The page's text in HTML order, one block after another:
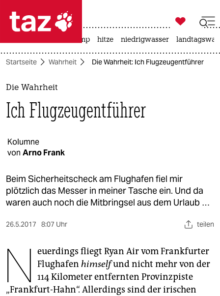
 taz zahl ich
taz zahl ich
themen
politik
gesellschaft
kultur
sport
berlin
wahrheit
verlag

taz zahl ich
usa unter trump hitze niedrigwasser
Startseite Wahrheit Die Wahrheit: Ich Flugzeugentführer
Die Wahrheit
Ich Flugzeugentführer
Kolumne
von Arno Frank
Beim Sicherheitscheck am Flughafen fiel mir
plötzlich das Messer in meiner Tasche ein. Und da
waren auch noch die Mitbringsel aus dem Urlaub …
26.5.2017 8:07 Uhr teilen
N euerdings fliegt Ryan Air vom Frankfurter
Flughafen himselfund nicht mehr von der
114 Kilometer entfernten Provinzpiste
„Frankfurt-Hahn“. Allerdings sind der irischen